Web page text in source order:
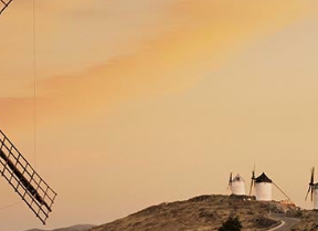
la fermentation chez
en béton; les vins puissants
les meilleurs fûts de chêne
structure tannique
une série
couleur presque